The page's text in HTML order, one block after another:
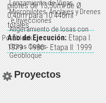
pilotes de 13,50ml de Ø
0,40m para 10.446ml
totales
Año de Ejecución:Etapa I:
1979 - 1980 - Etapa II: 1999
Lanzamiento de Vigas
Micropilotes, Anclajes y Drenes
e Inyecciones
Aligeramiento de losas con
Poroblock
Obras Civiles
Geobloque
Proyectos